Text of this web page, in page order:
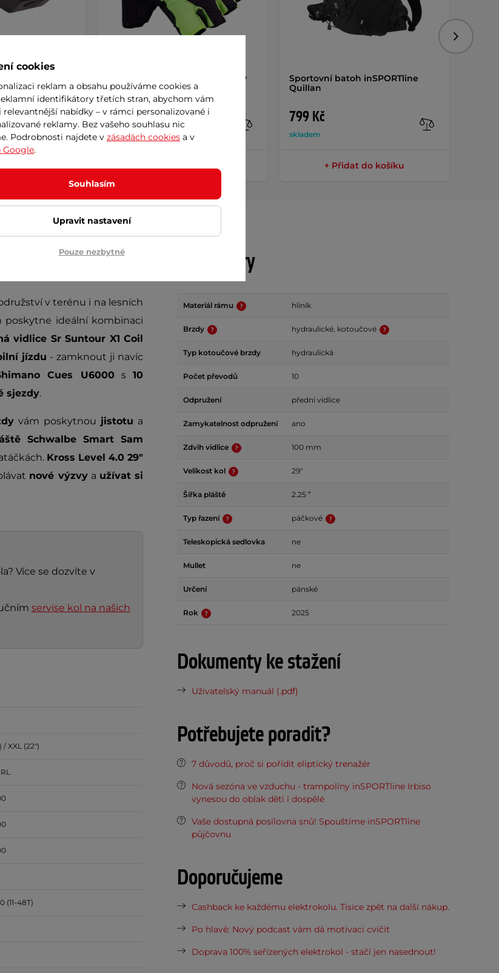
AKCE
Cyklo rukavice W-TEC Kauzality
289 Kč
skladem
Sportovní batoh inSPORTline
Quillan
799 Kč
skladem
+ Přidat do košíku
v terénu i na lesních
poskytne ideální kombinaci
vidlice Sr Suntour X1 Coil
jízdu - zamknout ji navíc
Cues U6000s10
sjezdy.
vám poskytnou jistotu a
Schwalbe Smart Sam
Kross Level 4.0 29"
nové výzvya užívat si
Více se dozvíte v
servise kol na našich
/ XXL (22")
(11-48T)
Parametry
Materiál rámu hliník
Brzdy hydraulické, kotoučové
Typ kotoučové brzdy hydraulická
Počet převodů 10
Odpružení přední vidlice
Zamykatelnost odpružení ano
Zdvih vidlice 100 mm
Velikost kol 29"
Šířka pláště 2.25 ʺ
Typ řazení páčkové
Teleskopická sedlovka ne
Mullet ne
Určení pánské
Rok 2025
Dokumenty ke stažení
Uživatelský manuál (.pdf)
Potřebujete poradit?
7 důvodů, proč si pořídit eliptický trenažér
Nová sezóna ve vzduchu - trampolíny inSPORTline Irbiso
vynesou do oblak děti i dospělé
Vaše dostupná posilovna snů! Spouštíme inSPORTline
půjčovnu
Doporučujeme
Cashback ke každému elektrokolu. Tisíce zpět na další nákup.
Po hlavě: Nový podcast vám dá motivaci cvičit
Doprava 100% seřízených elektrokol - stačí jen nasednout!
cookies
reklam a obsahu používáme cookies a
identifikátory třetích stran, abychom vám
relevantnější nabídky – v rámci personalizované i
reklamy. Bez vašeho souhlasu nic
Podrobnosti najdete v zásadách cookies a v
Google.
Souhlasím
Upravit nastavení
Pouze nezbytné